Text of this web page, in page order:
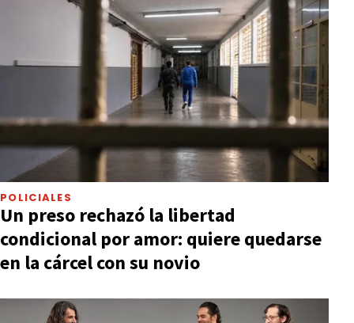
POLICIALES
Un preso rechazó la libertad
condicional por amor: quiere quedarse
en la cárcel con su novio